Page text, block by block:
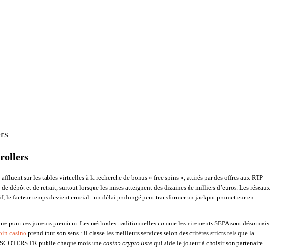
sur les tables virtuelles à la recherche de bonus « free spins », attirés par des offres aux RTP
dépôt et de retrait, surtout lorsque les mises atteignent des dizaines de milliers d’euros​. Les réseaux
le facteur temps devient crucial : un délai prolongé peut transformer un jackpot prometteur en
ces joueurs premium. Les méthodes traditionnelles comme les virements SEPA sont désormais
casino prend tout son sens : il classe les meilleurs services selon des critères stricts tels que la
publie chaque mois une casino crypto liste qui aide le joueur à choisir son partenaire